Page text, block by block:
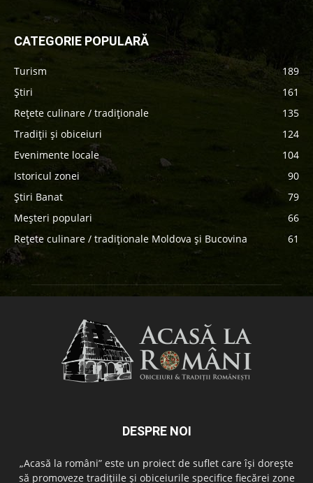
CATEGORIE POPULARĂ
Turism
189
Știri
161
Rețete culinare / tradiționale
135
Tradiții și obiceiuri
124
Evenimente locale
104
Istoricul zonei
90
Știri Banat
79
Meșteri populari
66
Rețete culinare / tradiționale Moldova și Bucovina
61
DESPRE NOI
„Acasă la români” este un proiect de suflet care își dorește
să promoveze tradițiile și obiceiurile specifice fiecărei zone